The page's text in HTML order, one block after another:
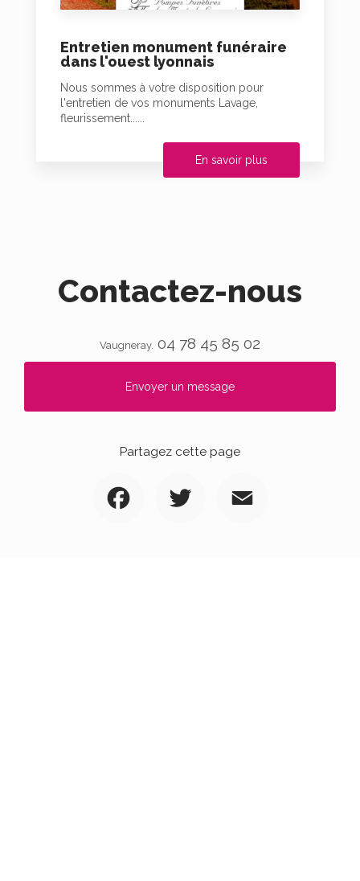
Entretien monument funéraire
dans l'ouest lyonnais
Nous sommes à votre disposition pour
l'entretien de vos monuments Lavage,
fleurissement......
En savoir plus
Contactez-nous
Vaugneray. 04 78 45 85 02
Envoyer un message
Partagez cette page